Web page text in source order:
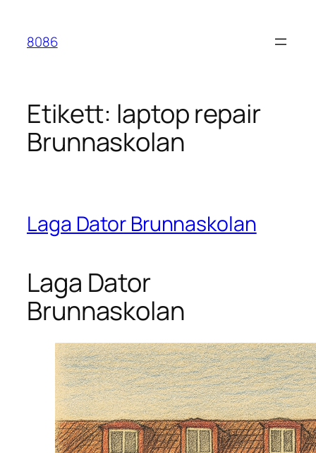
innehåll
8086
Etikett: laptop repair
Brunnaskolan
Laga Dator Brunnaskolan
Laga Dator
Brunnaskolan